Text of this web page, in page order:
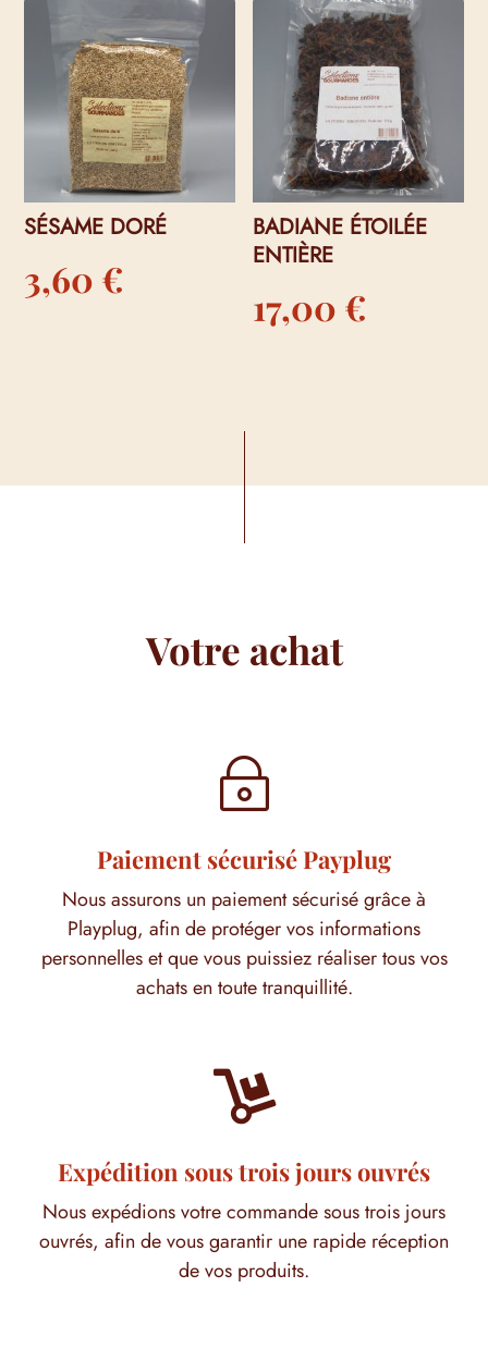
SÉSAME DORÉ
3,60 €
BADIANE ÉTOILÉE
ENTIÈRE
17,00 €
Votre achat
~
Paiement sécurisé Payplug
Nous assurons un paiement sécurisé grâce à
Playplug, afin de protéger vos informations
personnelles et que vous puissiez réaliser tous vos
achats en toute tranquillité.

Expédition sous trois jours ouvrés
Nous expédions votre commande sous trois jours
ouvrés, afin de vous garantir une rapide réception
de vos produits.